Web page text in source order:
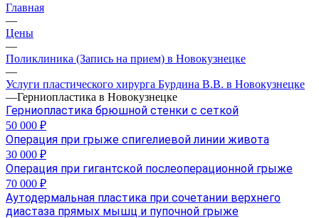
Главная
—
Цены
—
Поликлиника (Запись на прием) в Новокузнецке
—
Услуги пластического хирурга Бурдина В.В. в Новокузнецке
—Герниопластика в Новокузнецке
Герниопластика брюшной стенки с сеткой
50 000 ₽
Операция при грыже спигелиевой линии живота
30 000 ₽
Операция при гигантской послеоперационной грыже
70 000 ₽
Аутодермальная пластика при сочетании верхнего
диастаза прямых мышц и пупочной грыже